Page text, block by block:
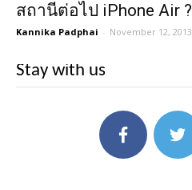
สถานีต่อไป iPhone Air ?
Kannika Padphai - November 12, 2013
Stay with us